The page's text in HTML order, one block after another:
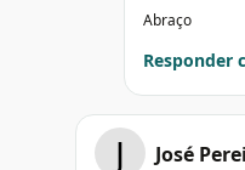
Abraço
Responder
J José